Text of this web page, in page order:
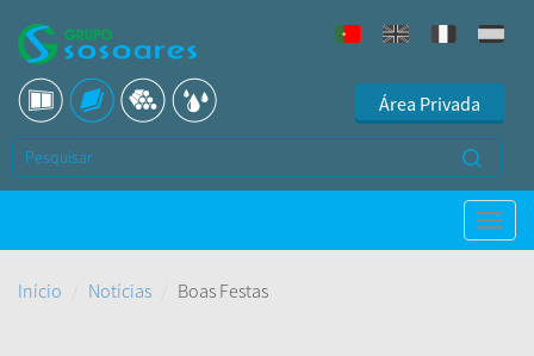
Área Privada
Início Notícias Boas Festas